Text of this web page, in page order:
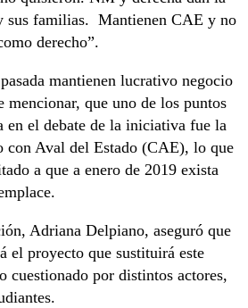
sus familias. Mantienen CAE y no
derecho”.
mantienen lucrativo negocio
mencionar, que uno de los puntos
en el debate de la iniciativa fue la
con Aval del Estado (CAE), lo que
a que a enero de 2019 exista
Adriana Delpiano, aseguró que
el proyecto que sustituirá este
cuestionado por distintos actores,